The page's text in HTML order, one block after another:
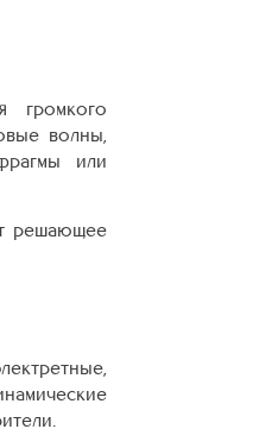
громкого
волны,
или
решающее